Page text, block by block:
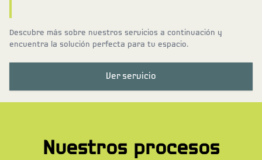
Descubre más sobre nuestros servicios a continuación y
encuentra la solución perfecta para tu espacio.
Ver servicio
Nuestros procesos